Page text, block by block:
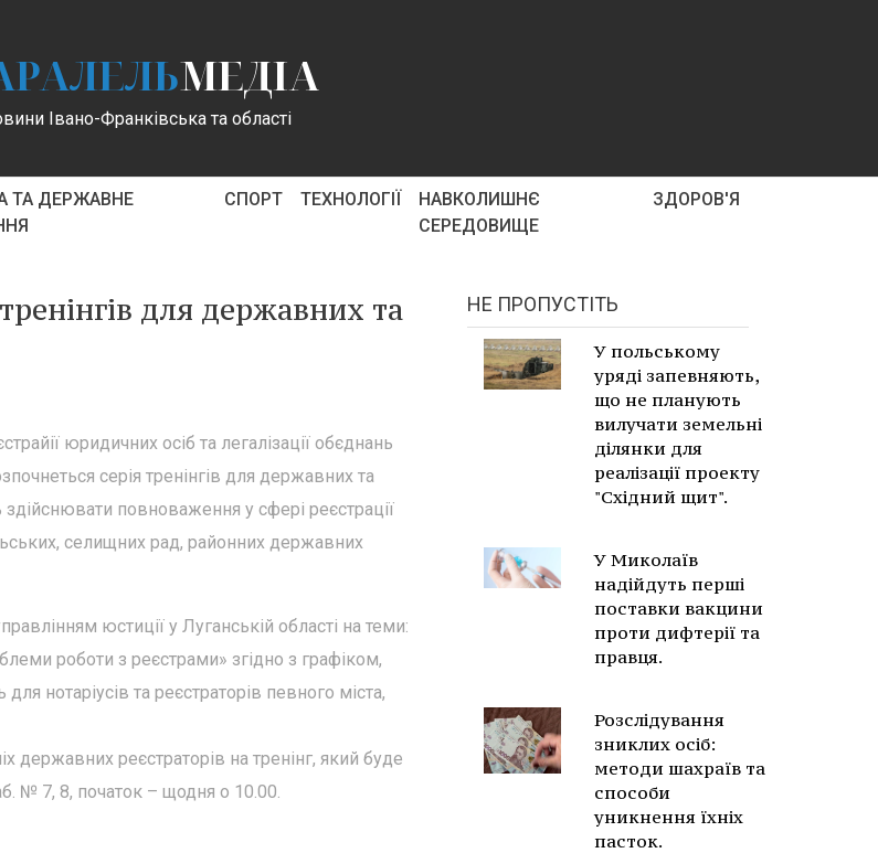
МЕДІА
Івано-Франківська та області
ТА ДЕРЖАВНЕ
СПОРТ ТЕХНОЛОГІЇ
НАВКОЛИШНЄ
СЕРЕДОВИЩЕ
ЗДОРОВ'Я
для державних та
юридичних осіб та легалізації обєднань
серія тренінгів для державних та
здійснювати повноваження у сфері реєстрації
селищних рад, районних державних
юстиції у Луганській області на теми:
роботи з реєстрами» згідно з графіком,
нотаріусів та реєстраторів певного міста,
державних реєстраторів на тренінг, який буде
№ 7, 8, початок – щодня о 10.00.
НЕ ПРОПУСТІТЬ
У польському
уряді запевняють,
що не планують
вилучати земельні
ділянки для
реалізації проекту
"Східний щит".
У Миколаїв
надійдуть перші
поставки вакцини
проти дифтерії та
правця.
Розслідування
зниклих осіб:
методи шахраїв та
способи
уникнення їхніх
пасток.